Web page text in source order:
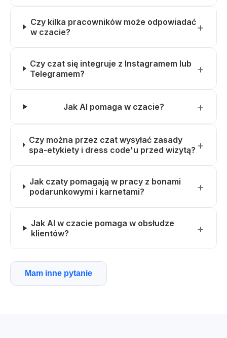
Czy kilka pracowników może odpowiadać
w czacie?
Czy czat się integruje z Instagramem lub
Telegramem?
Jak AI pomaga w czacie?
Czy można przez czat wysyłać zasady
spa-etykiety i dress code'u przed wizytą?
Jak czaty pomagają w pracy z bonami
podarunkowymi i karnetami?
Jak AI w czacie pomaga w obsłudze
klientów?
Mam inne pytanie